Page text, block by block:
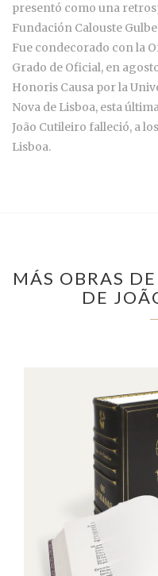
presentó como una
Fundación Calouste
Fue condecorado con la
Grado de Oficial, en
Honoris Causa por la
Nova de Lisboa, esta
João Cutileiro falleció, a
Lisboa.
MÁS OBRAS
DE